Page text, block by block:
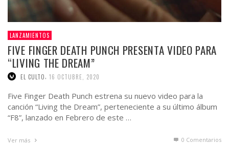
LANZAMIENTOS
FIVE FINGER DEATH PUNCH PRESENTA VIDEO PARA
“LIVING THE DREAM”
EL CULTO 16 OCTUBRE, 2020
Five Finger Death Punch estrena su nuevo video para la
canción “Living the Dream”, perteneciente a su último álbum
“F8”, lanzado en Febrero de este …
Ver más 0 Comentarios